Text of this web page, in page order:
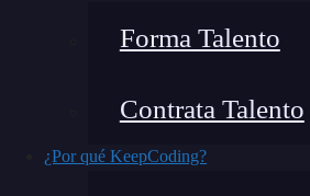
Forma Talento
Contrata Talento
¿Por qué KeepCoding?
¿Por qué es importante limpiar
¿Cómo usar cls, el comando para